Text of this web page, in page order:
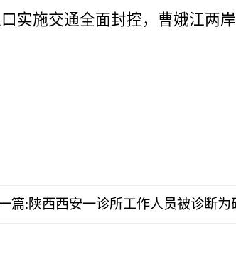
实施交通全面封控，曹娥江两
篇:陕西西安一诊所工作人员被诊断